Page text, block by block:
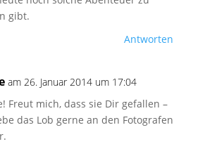
gibt.
Antworten
am 26. Januar 2014 um 17:04
Freut mich, dass sie Dir gefallen –
das Lob gerne an den Fotografen